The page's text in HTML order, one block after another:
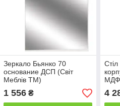
Зеркало Бьянко 70
основание ДСП (Світ
Меблів TM)
1 556₴
МДФ
4